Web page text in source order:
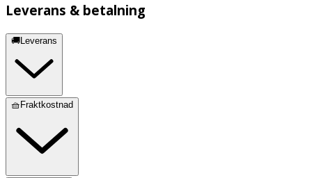
Leverans & betalning
🚚Leverans
🧺Fraktkostnad